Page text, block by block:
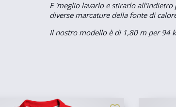
E 'meglio lavarlo e stirarlo
diverse marcature della fonte di
Il nostro modello è di 1,80 m per 94